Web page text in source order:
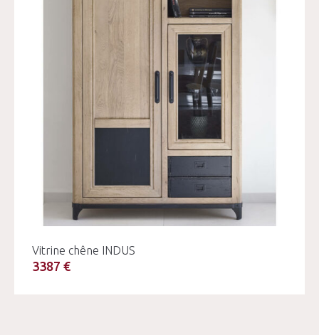
Vitrine chêne INDUS
3387 €